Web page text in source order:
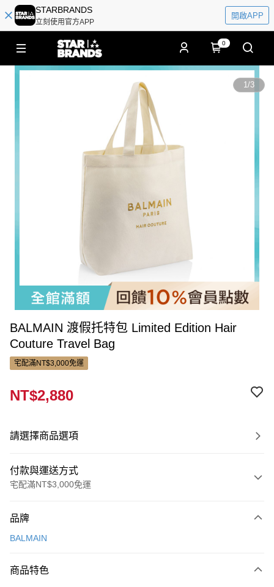
STARBRANDS
立刻使用官方APP
開啟APP
0
1/3
BALMAIN 渡假托特包 Limited Edition Hair
Couture Travel Bag
宅配滿NT$3,000免運
NT$2,880
請選擇商品選項
付款與運送方式
宅配滿NT$3,000免運
信用卡一次付款
Apple Pay
品牌
BALMAIN
商品特色